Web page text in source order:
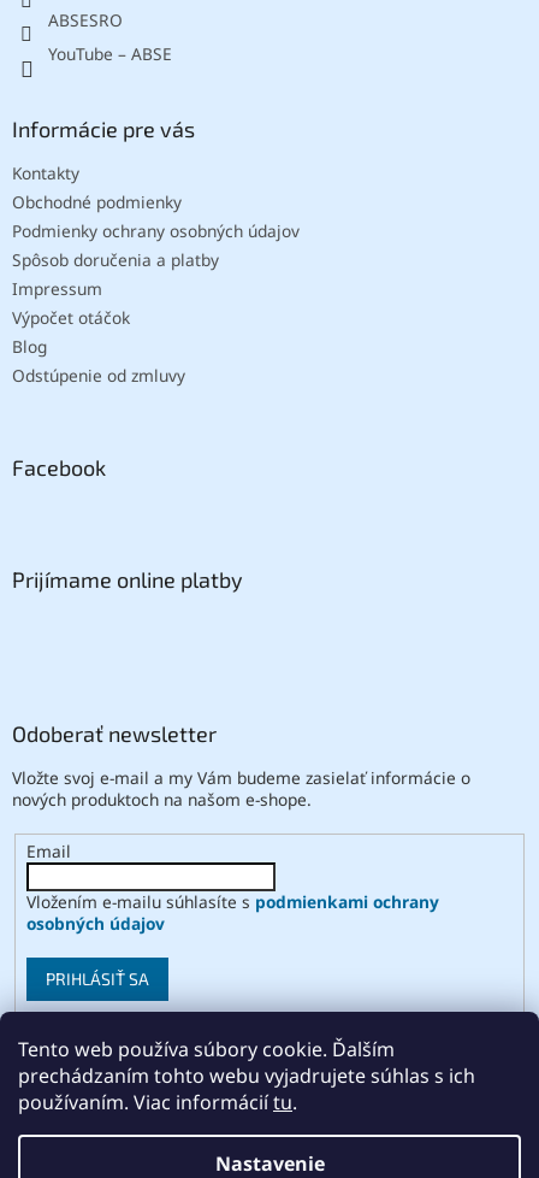
Tento web používa súbory cookie. Ďalším
prechádzaním tohto webu vyjadrujete súhlas s ich
používaním. Viac informáciítu.
Nastavenie
ABSESRO
YouTube – ABSE
Informácie pre vás
Kontakty
Obchodné podmienky
Podmienky ochrany osobných údajov
Spôsob doručenia a platby
Impressum
Výpočet otáčok
Blog
Odstúpenie od zmluvy
Facebook
Prijímame online platby
Odoberať newsletter
Vložte svoj e-mail a my Vám budeme zasielať informácie o
nových produktoch na našom e-shope.
Email
Vložením e-mailu súhlasíte s podmienkami ochrany
osobných údajov
PRIHLÁSIŤ SA
Vytvoril Shoptet
ABSE. Všetky práva vyhradené.